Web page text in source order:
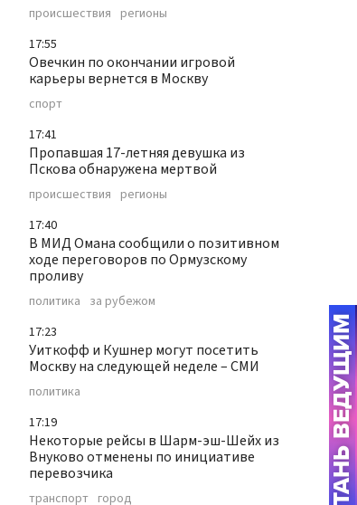
происшествия регионы
17:55
Овечкин по окончании игровой
карьеры вернется в Москву
спорт
17:41
Пропавшая 17-летняя девушка из
Пскова обнаружена мертвой
происшествия регионы
17:40
В МИД Омана сообщили о позитивном
ходе переговоров по Ормузскому
проливу
политика за рубежом
17:23
Уиткофф и Кушнер могут посетить
Москву на следующей неделе – СМИ
политика
17:19
Некоторые рейсы в Шарм-эш-Шейх из
Внуково отменены по инициативе
перевозчика
транспорт город